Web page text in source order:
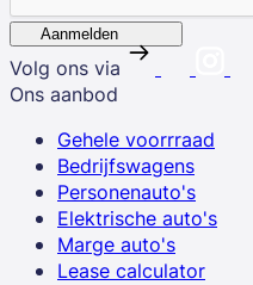
Aanmelden
Volg ons via
Ons aanbod
Gehele voorrraad
Bedrijfswagens
Personenauto's
Elektrische auto's
Marge auto's
Lease calculator